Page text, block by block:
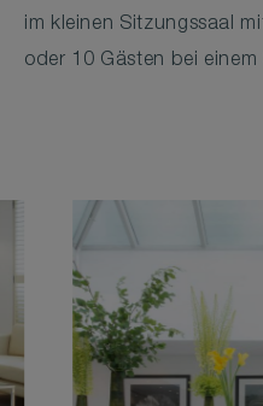
im kleinen Sitzungssaal
oder 10 Gästen bei